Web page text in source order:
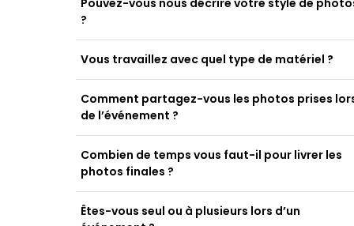
?
Vous travaillez avec quel type de matériel ?
Comment partagez-vous les photos prises
de l’événement ?
Combien de temps vous faut-il pour livrer les
photos finales ?
Êtes-vous seul ou à plusieurs lors d’un